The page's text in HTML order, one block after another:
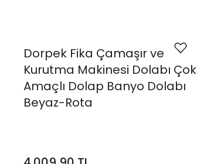
Dorpek Fika Çamaşır ve
Kurutma Makinesi Dolabı Çok
Amaçlı Dolap Banyo Dolabı
Beyaz-Rota